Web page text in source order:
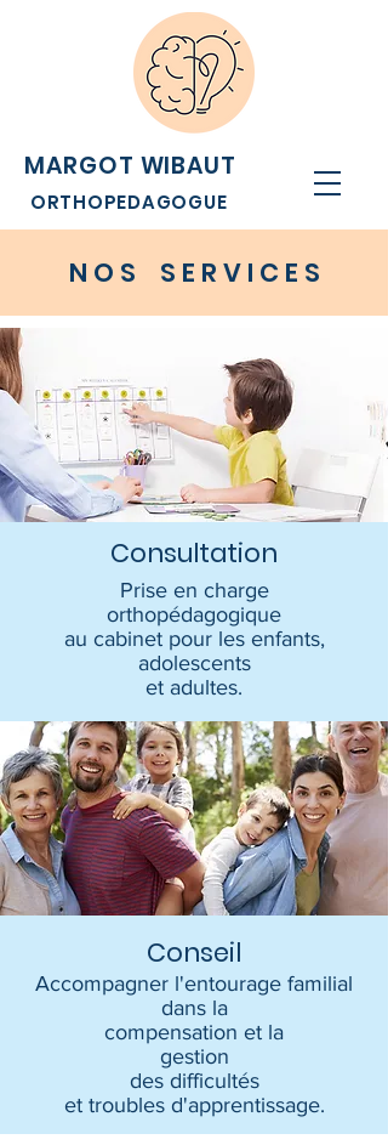
MARGOT WIBAUT
ORTHOPEDAGOGUE
N O S S E R V I C E S
Consultation
Prise en charge
orthopédagogique
au cabinet pour les enfants,
adolescents
et adultes.
Conseil
Accompagner l'entourage familial
dans la
compensation et la
gestion
des difficultés
et troubles d'apprentissage.